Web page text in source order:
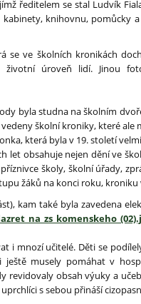
ředitelem se stal Ludvík
knihovnu, pomůcky
ve školních kronikách
úroveň lidí. Jinou
byla studna na školním
školní kroniky, které ale
která byla v 19. století
let obsahuje nejen dění ve
školy, školní úřady,
žáků na konci roku,
kam také byla zavedena
i mnozí učitelé. Děti se
musely pomáhat v
obsah výuky a
s sebou přináší